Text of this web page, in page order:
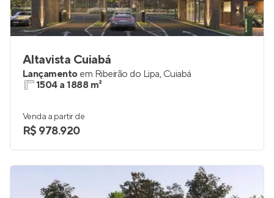
Altavista Cuiabá
Lançamento em Ribeirão do Lipa, Cuiabá
1504 a 1888 m²
Venda a partir de
R$ 978.920